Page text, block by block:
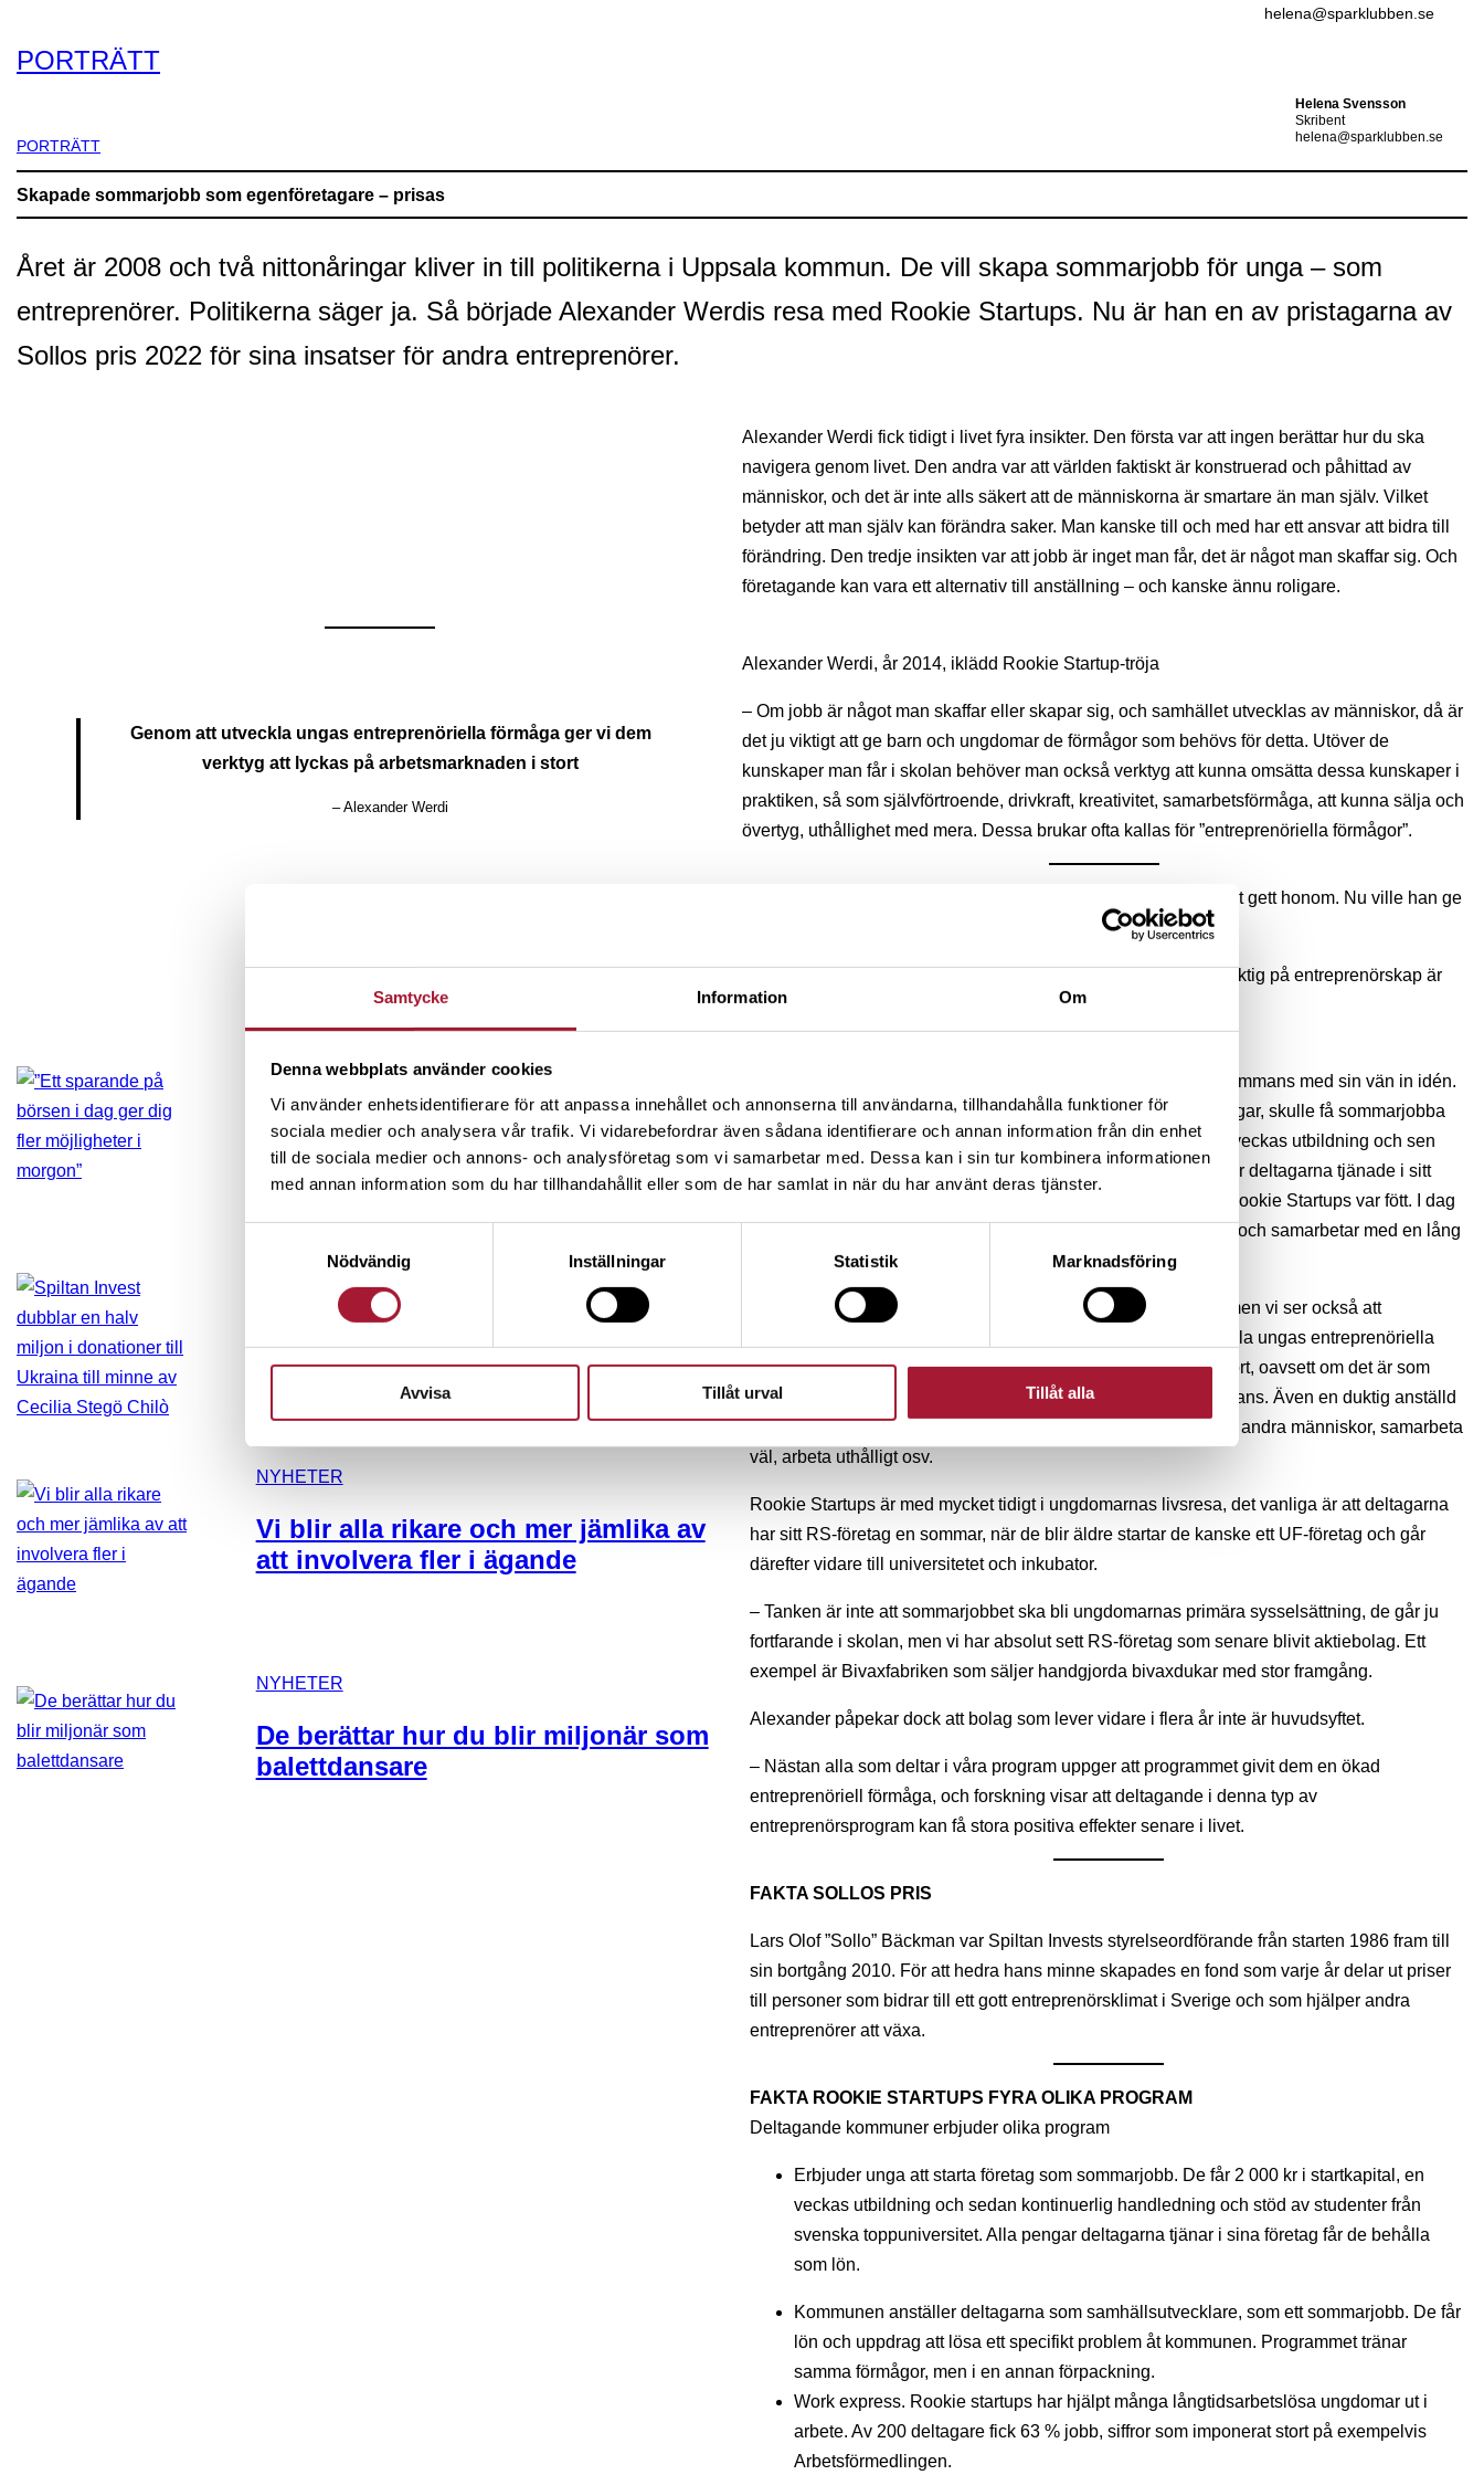
Samtycke Information Om
Denna webbplats använder cookies
Vi använder enhetsidentifierare för att anpassa innehållet och annonserna till användarna, tillhandahålla funktioner för
sociala medier och analysera vår trafik. Vi vidarebefordrar även sådana identifierare och annan information från din enhet
till de sociala medier och annons- och analysföretag som vi samarbetar med. Dessa kan i sin tur kombinera informationen
med annan information som du har tillhandahållit eller som de har samlat in när du har använt deras tjänster.
Nödvändig
Inställningar Statistik Marknadsföring
Avvisa Tillåt urval Tillåt alla
helena@sparklubben.se
PORTRÄTT
PORTRÄTT
Helena Svensson
Skribent
helena@sparklubben.se
Skapade sommarjobb som egenföretagare – prisas
Året är 2008 och två nittonåringar kliver in till politikerna i Uppsala kommun. De vill skapa sommarjobb för unga – som
entreprenörer. Politikerna säger ja. Så började Alexander Werdis resa med Rookie Startups. Nu är han en av pristagarna av
Sollos pris 2022 för sina insatser för andra entreprenörer.
Alexander Werdi fick tidigt i livet fyra insikter. Den första var att ingen berättar hur du ska
navigera genom livet. Den andra var att världen faktiskt är konstruerad och påhittad av
människor, och det är inte alls säkert att de människorna är smartare än man själv. Vilket
betyder att man själv kan förändra saker. Man kanske till och med har ett ansvar att bidra till
förändring. Den tredje insikten var att jobb är inget man får, det är något man skaffar sig. Och
företagande kan vara ett alternativ till anställning – och kanske ännu roligare.
Genom att utveckla ungas entreprenöriella förmåga ger vi dem
verktyg att lyckas på arbetsmarknaden i stort
– Alexander Werdi
Alexander Werdi, år 2014, iklädd Rookie Startup-tröja
– Om jobb är något man skaffar eller skapar sig, och samhället utvecklas av människor, då är
det ju viktigt att ge barn och ungdomar de förmågor som behövs för detta. Utöver de
kunskaper man får i skolan behöver man också verktyg att kunna omsätta dessa kunskaper i
praktiken, så som självförtroende, drivkraft, kreativitet, samarbetsförmåga, att kunna sälja och
övertyg, uthållighet med mera. Dessa brukar ofta kallas för ”entreprenöriella förmågor”.
Alexander hade tidigare drivit UF-företag och sett hur mycket det gett honom. Nu ville han ge
en liknande möjlighet till fler, ännu tidigare i livet.
– Som med det mesta i livet ger övning färdighet. Vill man bli duktig på entreprenörskap är
det därför en fördel börja träna på just detta redan i tidig ålder.
PORTRÄTT
”Ett sparande på börsen i dag ger dig
fler möjligheter i morgon”
NYHETER
Spiltan Invest dubblar en halv miljon
i donationer till Ukraina till minne av
Cecilia Stegö Chilò
NYHETER
Vi blir alla rikare och mer jämlika av
att involvera fler i ägande
NYHETER
De berättar hur du blir miljonär som
balettdansare
Så han bokade möte med politikerna i Uppsala och sålde tillsammans med sin vän in idén.
De ville starta ett program som gjorde att unga, 15- och 16-åringar, skulle få sommarjobba
som egenföretagare. Varje deltagare skulle få 2 000 kr var, en veckas utbildning och sen
dagligt stöd och handledning i ytterligare tre veckor. Alla pengar deltagarna tjänade i sitt
företag skulle de få behålla som lön. Kommunen sade ja och Rookie Startups var fött. I dag
har de utbildat runt 10 000 unga entreprenörer runt om i landet och samarbetar med en lång
rad kommuner.
– Att skapa fler företag och nya jobb är fortsatt ett viktigt syfte, men vi ser också att
programmen fyller en bredare funktion än så. Genom att utveckla ungas entreprenöriella
förmåga ger vi dem verktyg att lyckas på arbetsmarknaden i stort, oavsett om det är som
entreprenör i sitt eget företag eller som intraprenör i någon annans. Även en duktig anställd
behöver ju ha förmågan att omsätta idéer till praktik, få med sig andra människor, samarbeta
väl, arbeta uthålligt osv.
Rookie Startups är med mycket tidigt i ungdomarnas livsresa, det vanliga är att deltagarna
har sitt RS-företag en sommar, när de blir äldre startar de kanske ett UF-företag och går
därefter vidare till universitetet och inkubator.
– Tanken är inte att sommarjobbet ska bli ungdomarnas primära sysselsättning, de går ju
fortfarande i skolan, men vi har absolut sett RS-företag som senare blivit aktiebolag. Ett
exempel är Bivaxfabriken som säljer handgjorda bivaxdukar med stor framgång.
Alexander påpekar dock att bolag som lever vidare i flera år inte är huvudsyftet.
– Nästan alla som deltar i våra program uppger att programmet givit dem en ökad
entreprenöriell förmåga, och forskning visar att deltagande i denna typ av
entreprenörsprogram kan få stora positiva effekter senare i livet.
FAKTA SOLLOS PRIS
Lars Olof ”Sollo” Bäckman var Spiltan Invests styrelseordförande från starten 1986 fram till
sin bortgång 2010. För att hedra hans minne skapades en fond som varje år delar ut priser
till personer som bidrar till ett gott entreprenörsklimat i Sverige och som hjälper andra
entreprenörer att växa.
FAKTA ROOKIE STARTUPS FYRA OLIKA PROGRAM
Deltagande kommuner erbjuder olika program
Erbjuder unga att starta företag som sommarjobb. De får 2 000 kr i startkapital, en
veckas utbildning och sedan kontinuerlig handledning och stöd av studenter från
svenska toppuniversitet. Alla pengar deltagarna tjänar i sina företag får de behålla
som lön.
Kommunen anställer deltagarna som samhällsutvecklare, som ett sommarjobb. De får
lön och uppdrag att lösa ett specifikt problem åt kommunen. Programmet tränar
samma förmågor, men i en annan förpackning.
Work express. Rookie startups har hjälpt många långtidsarbetslösa ungdomar ut i
arbete. Av 200 deltagare fick 63 % jobb, siffror som imponerat stort på exempelvis
Arbetsförmedlingen.